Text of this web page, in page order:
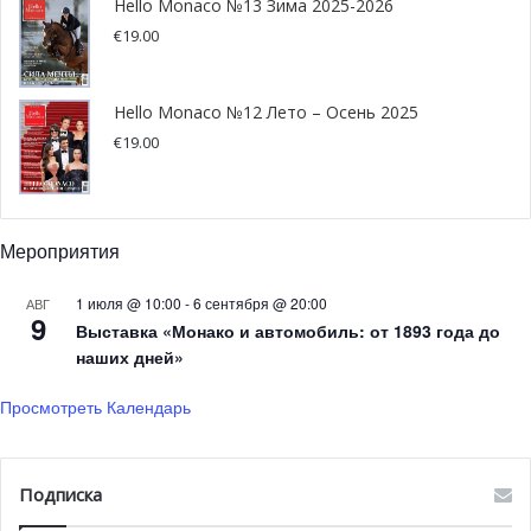
через Фонвьей и бульвары над Порт Эркюлем и
завершится у Автомобильного клуба Монако. Всё это —
городская открытка под равномерный ритм карбоновых
колёс.
@Direction de la Communication — Stéphane Danna
Hello Monaco №13 Зима 2025-2026
€19.00
Hello Monaco №12 Лето – Осень 2025
€19.00
Мероприятия
АВГ
9
1 июля @ 10:00 -6 сентября @ 20:00
Выставка «Монако и автомобиль: от 1893 года до
наших дней»
Просмотреть Календарь
Подписка